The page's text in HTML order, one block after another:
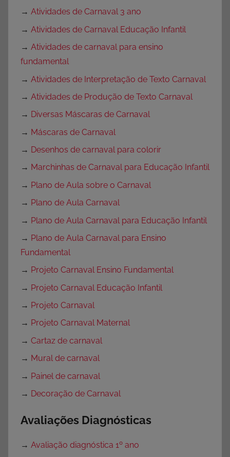
→ Atividades de Carnaval 3 ano
→ Atividades de Carnaval Educação Infantil
→ Atividades de carnaval para ensino
fundamental
→ Atividades de Interpretação de Texto Carnaval
→ Atividades de Produção de Texto Carnaval
→ Diversas Máscaras de Carnaval
→ Máscaras de Carnaval
→ Desenhos de carnaval para colorir
→ Marchinhas de Carnaval para Educação Infantil
→ Plano de Aula sobre o Carnaval
→ Plano de Aula Carnaval
→ Plano de Aula Carnaval para Educação Infantil
→ Plano de Aula Carnaval para Ensino
Fundamental
→ Projeto Carnaval Ensino Fundamental
→ Projeto Carnaval Educação Infantil
→ Projeto Carnaval
→ Projeto Carnaval Maternal
→ Cartaz de carnaval
→ Mural de carnaval
→ Painel de carnaval
→ Decoração de Carnaval
Avaliações Diagnósticas
→ Avaliação diagnóstica 1º ano